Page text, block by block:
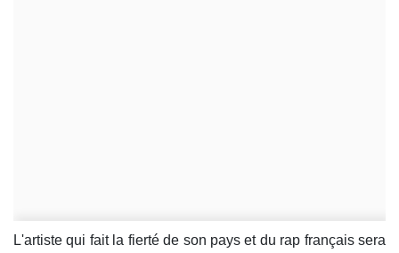
L'artiste qui fait la fierté de son pays et du rap français sera